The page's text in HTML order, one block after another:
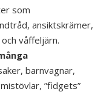
som
ansiktskrämer,
våffeljärn.
barnvagnar,
”fidgets”